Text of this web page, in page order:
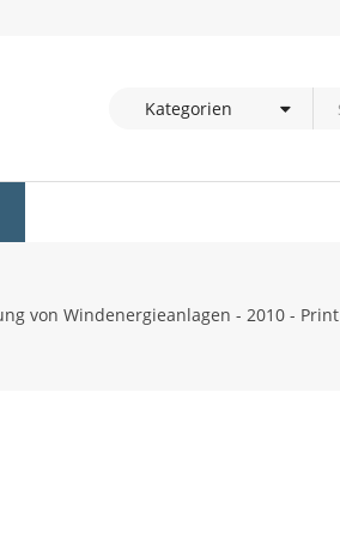
von Windenergieanlagen - 2010 - Print